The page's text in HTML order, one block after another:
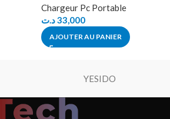
Chargeur Pc Portable
33,000د.ت
AJOUTER AU PANIER
YESIDO